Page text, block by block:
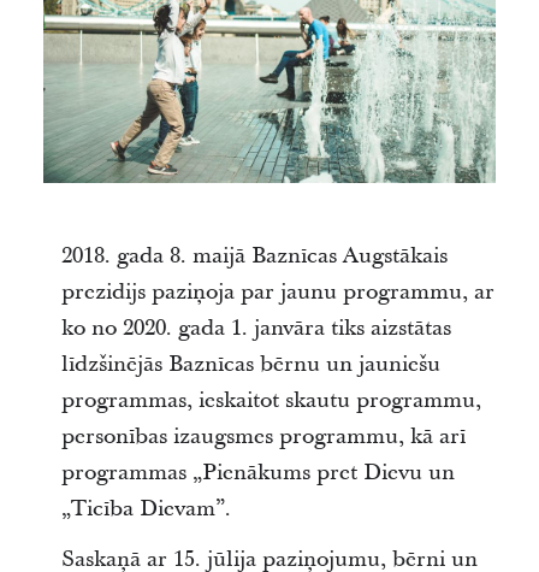
2018. gada 8. maijā Baznīcas Augstākais
prezidijs paziņoja par jaunu programmu, ar
ko no 2020. gada 1. janvāra tiks aizstātas
līdzšinējās Baznīcas bērnu un jauniešu
programmas, ieskaitot skautu programmu,
personības izaugsmes programmu, kā arī
programmas „Pienākums pret Dievu un
„Ticība Dievam”.
Saskaņā ar 15. jūlija paziņojumu, bērni un